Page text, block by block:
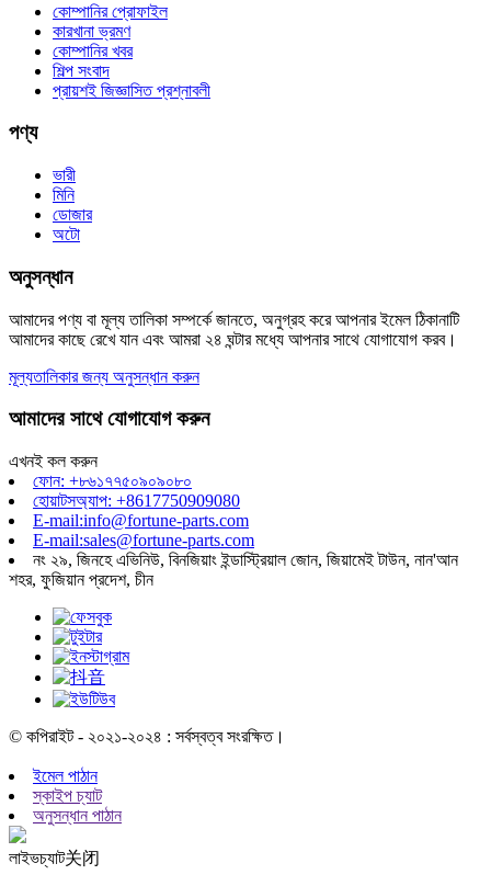
কোম্পানির প্রোফাইল
কারখানা ভ্রমণ
কোম্পানির খবর
শিল্প সংবাদ
প্রায়শই জিজ্ঞাসিত প্রশ্নাবলী
পণ্য
ভারী
মিনি
ডোজার
অটো
অনুসন্ধান
আমাদের পণ্য বা মূল্য তালিকা সম্পর্কে জানতে, অনুগ্রহ করে আপনার ইমেল ঠিকানাটি
আমাদের কাছে রেখে যান এবং আমরা ২৪ ঘন্টার মধ্যে আপনার সাথে যোগাযোগ করব।
মূল্যতালিকার জন্য অনুসন্ধান করুন
আমাদের সাথে যোগাযোগ করুন
এখনই কল করুন
ফোন: +৮৬১৭৭৫০৯০৯০৮০
হোয়াটসঅ্যাপ: +8617750909080
E-mail:info@fortune-parts.com
E-mail:sales@fortune-parts.com
নং ২৯, জিনহে এভিনিউ, বিনজিয়াং ইন্ডাস্ট্রিয়াল জোন, জিয়ামেই টাউন, নান'আন
শহর, ফুজিয়ান প্রদেশ, চীন
© কপিরাইট - ২০২১-২০২৪ : সর্বস্বত্ব সংরক্ষিত।
ইমেল পাঠান
স্কাইপ চ্যাট
অনুসন্ধান পাঠান
লাইভচ্যাট关闭